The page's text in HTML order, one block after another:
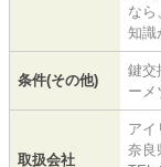
なら
知識
条件(その他)
鍵交
ーメ
取扱会社
アイ
奈良